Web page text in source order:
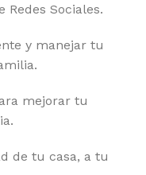
Redes Sociales.
y manejar tu
mejorar tu
de tu casa, a tu